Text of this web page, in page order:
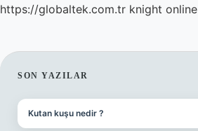
https://globaltek.com.tr knight online
SIDEBAR
SON YAZILAR
Kutan kuşu nedir ?